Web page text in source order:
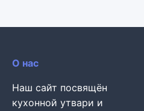
О нас
Наш сайт посвящён
кухонной утвари и